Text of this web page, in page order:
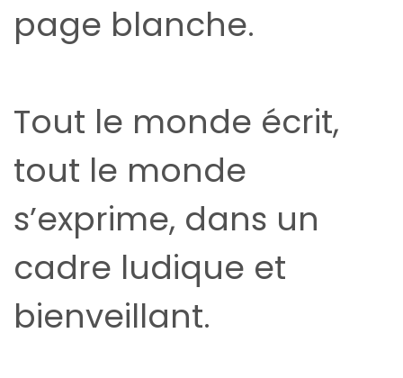
page blanche.
Tout le monde écrit,
tout le monde
s’exprime, dans un
cadre ludique et
bienveillant.